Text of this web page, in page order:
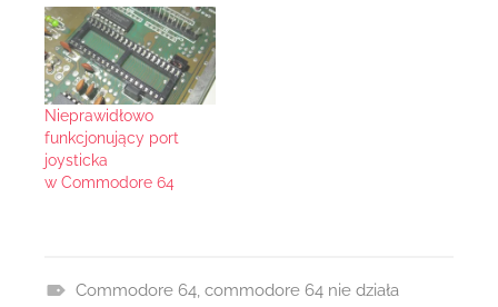
Nieprawidłowo
funkcjonujący port
joysticka
w Commodore 64
Commodore 64, commodore 64 nie działa